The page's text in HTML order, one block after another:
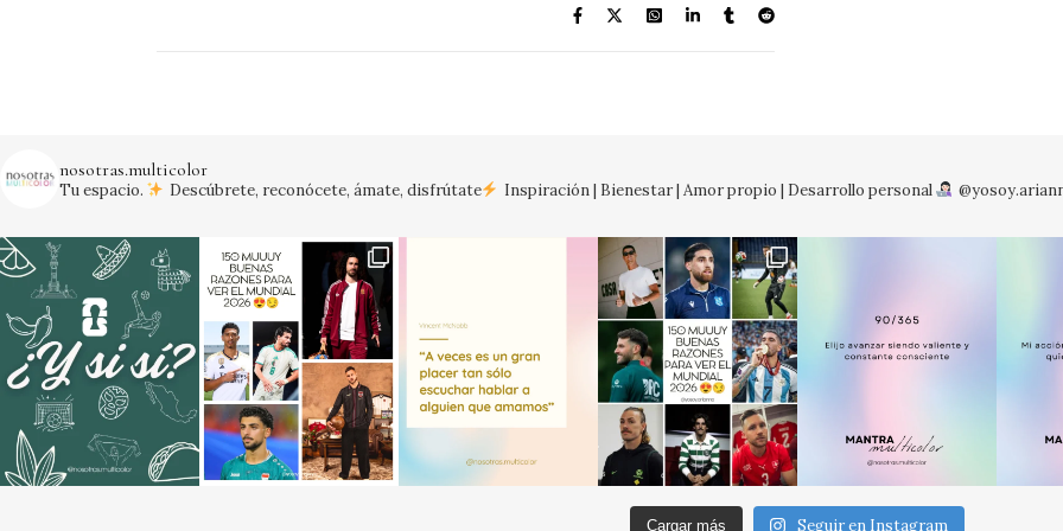
nosotras.multicolor
Tu espacio. Descúbrete, reconócete, ámate, disfrútate Inspiración | Bienestar | Amor propio | Desarrollo personal
¡Vamos México!
#mexico #mundial20
No so
Cargar más Seguir en Instagram